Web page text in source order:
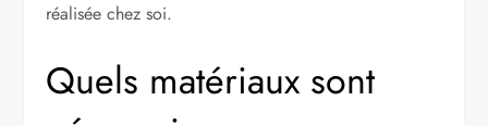
réalisée chez soi.
Quels matériaux sont